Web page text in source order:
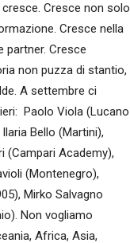
Cresce non solo
Cresce nella
partner. Cresce
non puzza di stantio,
A settembre ci
Paolo Viola (Lucano
Bello (Martini),
(Campari Academy),
(Montenegro),
Mirko Salvagno
Non vogliamo
Africa, Asia,